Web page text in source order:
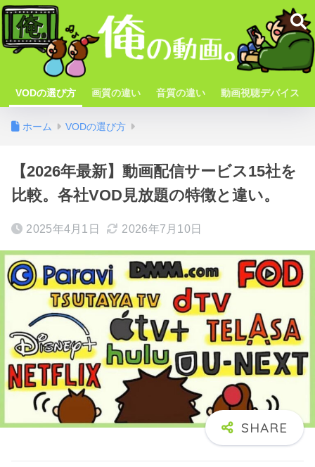
VODの選び方 画質の違い 音質の違い 動画視聴デバイス
ホーム VODの選び方
【2026年最新】動画配信サービス15社を
比較。各社VOD見放題の特徴と違い。
2025年4月1日 2026年7月10日